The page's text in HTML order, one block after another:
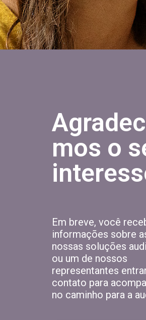
mos o
Em breve, você
informações sobre
nossas soluções
ou um de nossos
representantes
contato para
no caminho para a